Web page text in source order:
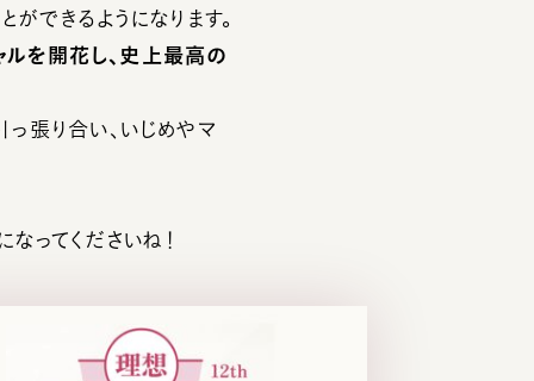
できるようになります。
を開花し、史上最高の
張り合い、いじめやマ
ってくださいね！